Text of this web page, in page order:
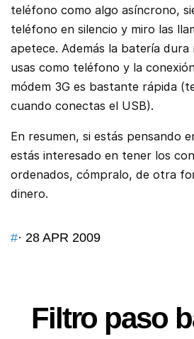
teléfono como algo asíncrono,
teléfono en silencio y miro las
apetece. Además la batería dura
usas como teléfono y la
módem 3G es bastante rápida
cuando conectas el USB).
En resumen, si estás pensando
estás interesado en tener los
ordenados, cómpralo, de otra
dinero.
#· 28 APR 2009
Filtro paso